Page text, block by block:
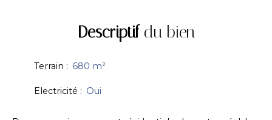
Descriptifdu bien
Terrain : 680 m²
Electricité : Oui